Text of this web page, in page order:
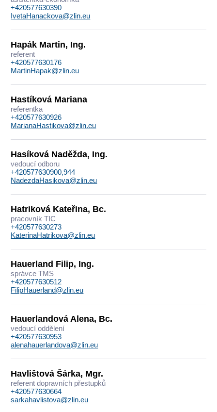
+420577630390
IvetaHanackova@zlin.eu
Hapák Martin, Ing.
referent
+420577630176
MartinHapak@zlin.eu
Hastíková Mariana
referentka
+420577630926
MarianaHastikova@zlin.eu
Hasíková Naděžda, Ing.
vedoucí odboru
+420577630900,944
NadezdaHasikova@zlin.eu
Hatriková Kateřina, Bc.
pracovník TIC
+420577630273
KaterinaHatrikova@zlin.eu
Hauerland Filip, Ing.
správce TMS
+420577630512
FilipHauerland@zlin.eu
Hauerlandová Alena, Bc.
vedoucí oddělení
+420577630953
alenahauerlandova@zlin.eu
Havlištová Šárka, Mgr.
referent dopravních přestupků
+420577630664
sarkahavlistova@zlin.eu